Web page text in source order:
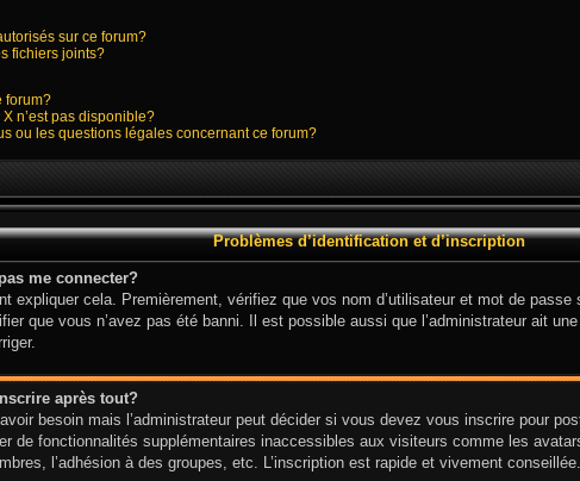
sur ce forum?
fichiers joints?
forum?
n’est pas disponible?
ou les questions légales concernant ce forum?
Problèmes d’identification et d’inscription
me connecter?
expliquer cela. Premièrement, vérifiez que vos nom d’utilisateur et mot de
que vous n’avez pas été banni. Il est possible aussi que l’administrateur ait
après tout?
besoin mais l’administrateur peut décider si vous devez vous inscrire pour
de fonctionnalités supplémentaires inaccessibles aux visiteurs comme les
l’adhésion à des groupes, etc. L’inscription est rapide et vivement conseillée.